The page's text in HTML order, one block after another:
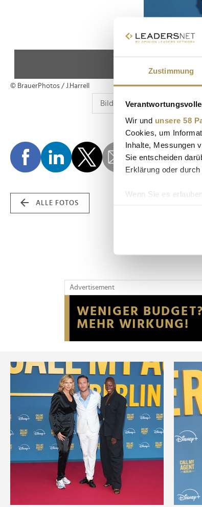
Zustimmung
Wir und unsere 58
Cookies, um
Inhalte, Messungen
Sie entscheiden
Erklärung oder
Wenn Sie es
Erfahren Sie mehr
Wir verwenden
Website an unsere
möglicherweise mit
der Dienste
© BrauerPhotos / J.Harrell
ALLE FOTOS
Advertisement